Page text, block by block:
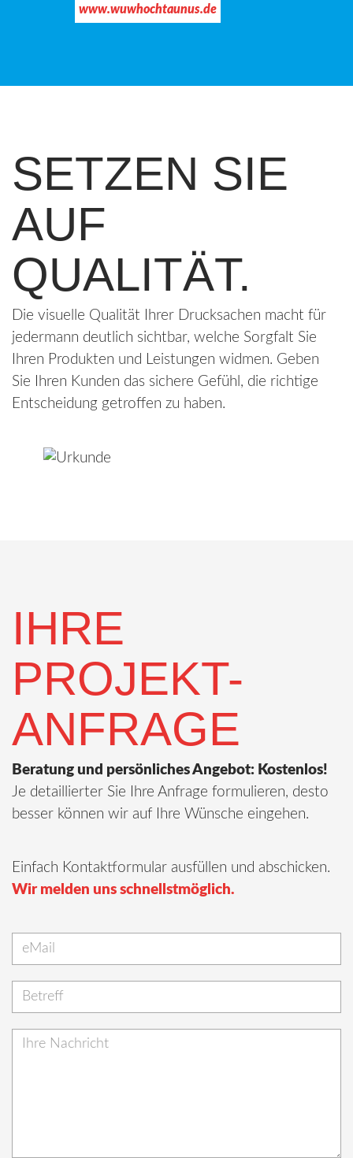
www.wuwhochtaunus.de
SETZEN SIE
AUF
QUALITÄT.
Die visuelle Qualität Ihrer Drucksachen macht für
jedermann deutlich sichtbar, welche Sorgfalt Sie
Ihren Produkten und Leistungen widmen. Geben
Sie Ihren Kunden das sichere Gefühl, die richtige
Entscheidung getroffen zu haben.
IHRE
PROJEKT-
ANFRAGE
Beratung und persönliches Angebot: Kostenlos!
Je detaillierter Sie Ihre Anfrage formulieren, desto
besser können wir auf Ihre Wünsche eingehen.
Einfach Kontaktformular ausfüllen und abschicken.
Wir melden uns schnellstmöglich.